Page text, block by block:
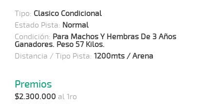
Tipo: Clasico Condicional
Estado Pista: Normal
Condición: Para Machos Y Hembras De 3 Años
Ganadores. Peso 57 Kilos.
Distancia / Tipo Pista: 1200mts / Arena
Premios
$2.300.000 al 1ro